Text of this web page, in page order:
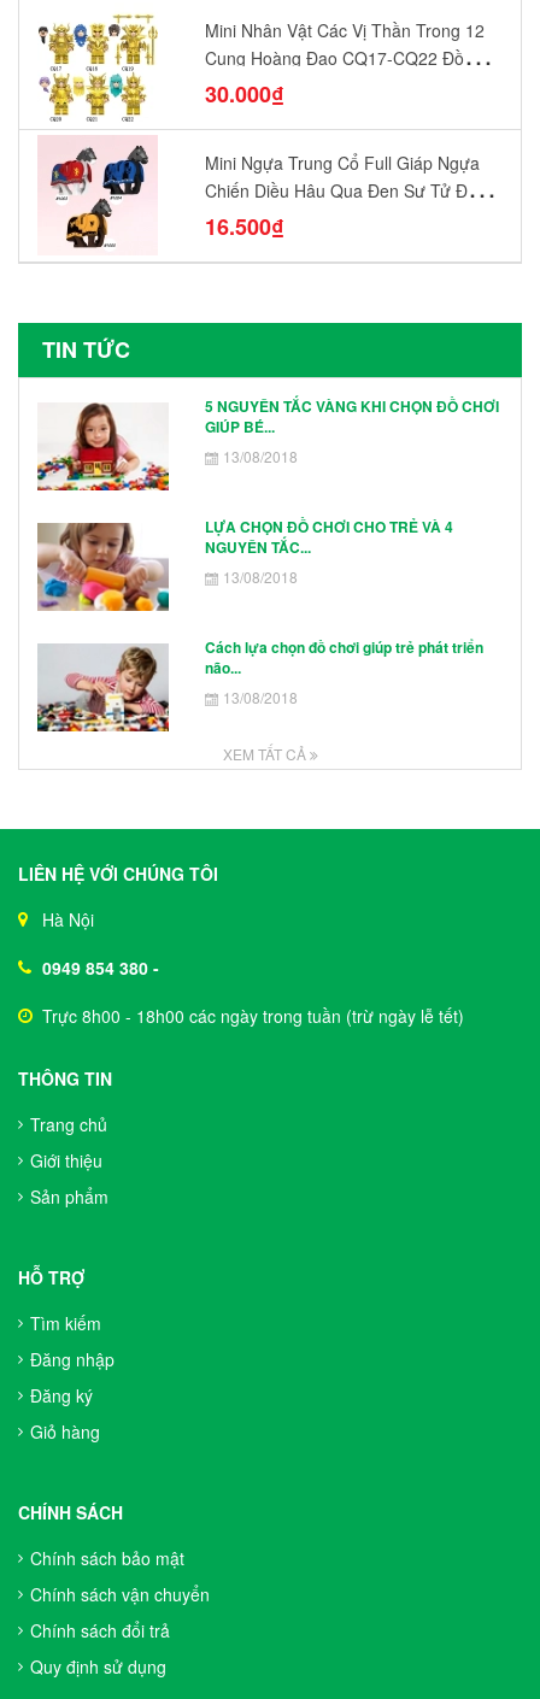
Mini Nhân Vật Các Vị Thần Trong 12
Cung Hoàng Đạo CQ17-CQ22 Đồ
Chơi Lắp Ráp Mô Hình Yêu Thích
30.000₫
Mini Ngựa Trung Cổ Full Giáp Ngựa
Chiến Diều Hâu Quạ Đen Sư Tử Đỏ
N1003 - N1005 Đồ Chơi Lắp Ráp Mô
16.500₫
TIN TỨC
5 NGUYÊN TẮC VÀNG KHI CHỌN ĐỒ CHƠI
GIÚP BÉ...
13/08/2018
LỰA CHỌN ĐỒ CHƠI CHO TRẺ VÀ 4
NGUYÊN TẮC...
13/08/2018
Cách lựa chọn đồ chơi giúp trẻ phát triển
não...
13/08/2018
XEM TẤT CẢ
LIÊN HỆ VỚI CHÚNG TÔI
Hà Nội
0949 854 380 -
Trực 8h00 - 18h00 các ngày trong tuần (trừ ngày lễ tết)
THÔNG TIN
Trang chủ
Giới thiệu
Sản phẩm
HỖ TRỢ
Tìm kiếm
Đăng nhập
Đăng ký
Giỏ hàng
CHÍNH SÁCH
Chính sách bảo mật
Chính sách vận chuyển
Chính sách đổi trả
Quy định sử dụng